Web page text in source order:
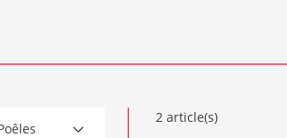
2 article(s)